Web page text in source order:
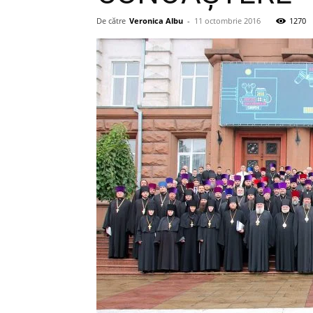
De către Veronica Albu - 11 octombrie 2016 1270